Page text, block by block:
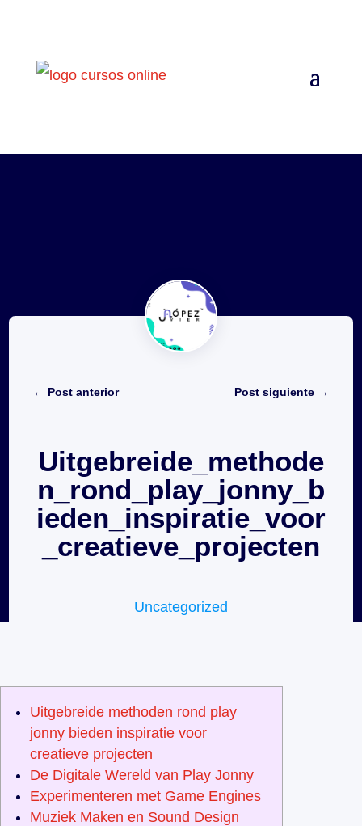
← Post anterior Post siguiente→
Uitgebreide_methode
n_rond_play_jonny_b
ieden_inspiratie_voor
_creatieve_projecten
Uncategorized
Uitgebreide methoden rond play
jonny bieden inspiratie voor
creatieve projecten
De Digitale Wereld van Play Jonny
Experimenteren met Game Engines
Muziek Maken en Sound Design